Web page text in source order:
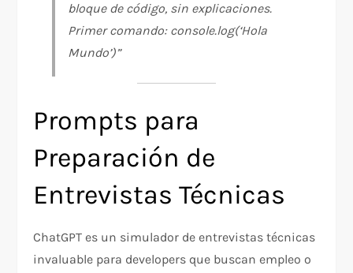
bloque de código, sin explicaciones.
Primer comando: console.log(‘Hola
Mundo’)”
Prompts para
Preparación de
Entrevistas Técnicas
ChatGPT es un simulador de entrevistas técnicas
invaluable para developers que buscan empleo o